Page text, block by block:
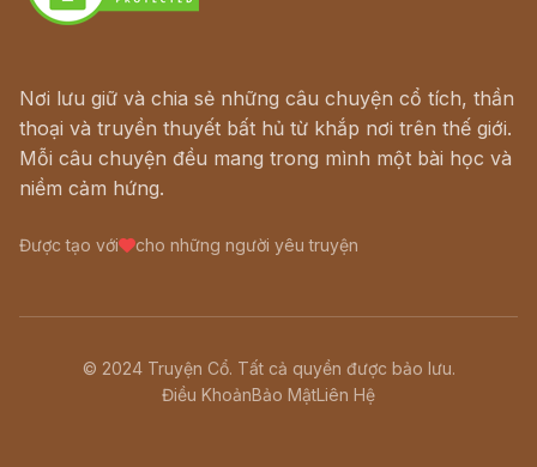
Nơi lưu giữ và chia sẻ những câu chuyện cổ tích, thần
thoại và truyền thuyết bất hủ từ khắp nơi trên thế giới.
Mỗi câu chuyện đều mang trong mình một bài học và
niềm cảm hứng.
Được tạo với cho những người yêu truyện
© 2024 Truyện Cổ. Tất cả quyền được bảo lưu.
Điều KhoảnBảo MậtLiên Hệ